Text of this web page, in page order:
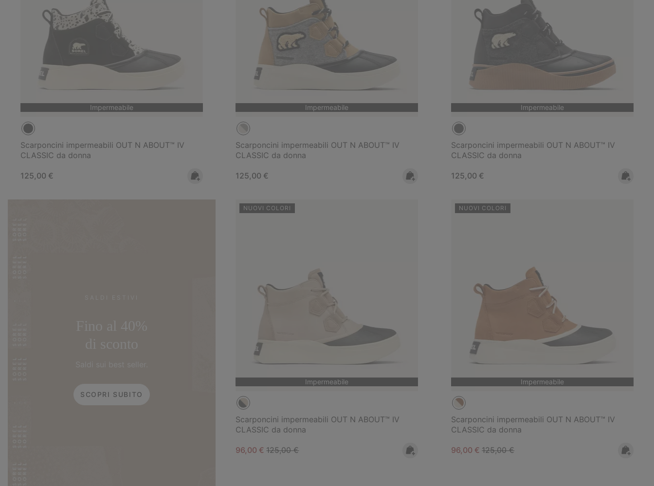
Impermeabile
Scarponcini impermeabili OUT N ABOUT™ IV
CLASSIC da donna
Regular price:
125,00 €
Impermeabile
Scarponcini impermeabili OUT N ABOUT™ IV
CLASSIC da donna
Regular price:
125,00 €
Impermeabile
Scarponcini impermeabili OUT N ABOUT™ IV
CLASSIC da donna
Regular price:
125,00 €
SCOPRI SUBITO
NUOVI COLORI
Impermeabile
Scarponcini impermeabili OUT N ABOUT™ IV
CLASSIC da donna
Sale price:
96,00 €Regular price:
125,00 €
NUOVI COLORI
Impermeabile
Scarponcini impermeabili OUT N ABOUT™ IV
CLASSIC da donna
Sale price:
96,00 €Regular price:
125,00 €